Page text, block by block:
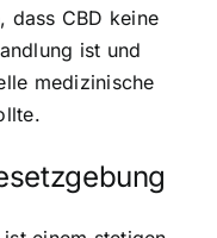
dass CBD keine
ist und
medizinische